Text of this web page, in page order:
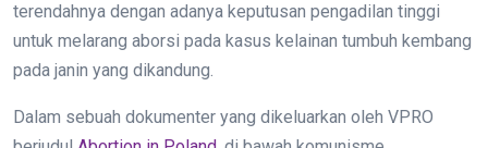
terendahnya dengan adanya keputusan pengadilan tinggi
untuk melarang aborsi pada kasus kelainan tumbuh kembang
pada janin yang dikandung.
Dalam sebuah dokumenter yang dikeluarkan oleh VPRO